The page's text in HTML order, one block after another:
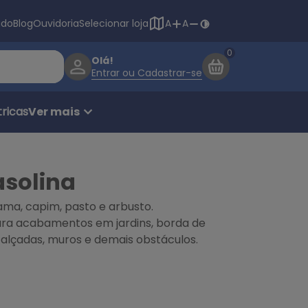
BlogOuvidoriaSelecionar loja A A
Olá!
Entrar ou Cadastrar-se
Ver mais
capim, pasto e arbusto.
acabamentos em jardins, borda de
muros e demais obstáculos.